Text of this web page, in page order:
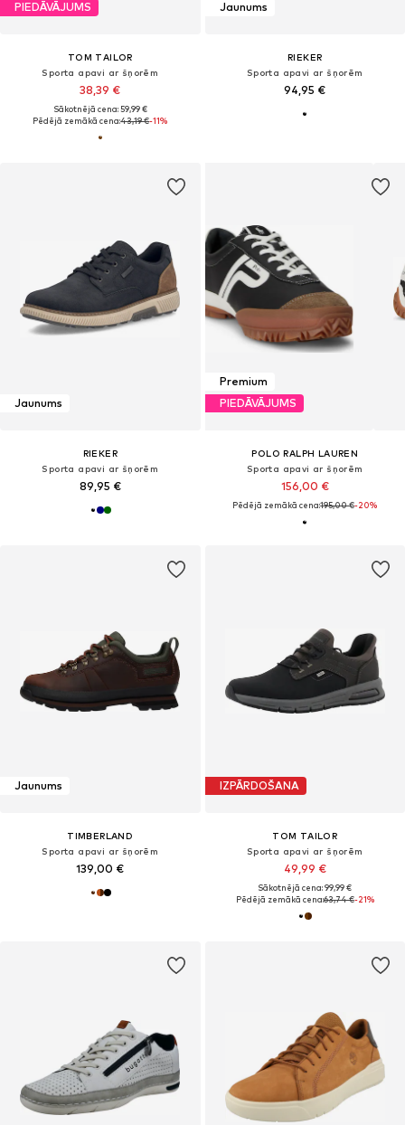
PIEDĀVĀJUMS
TOM TAILOR
Sporta apavi ar šņorēm
38,39 €
Sākotnējā cena: 59,99 €
Pēdējā zemākā cena:43,19 €-11%
Jaunums
RIEKER
Sporta apavi ar šņorēm
94,95 €
Jaunums
RIEKER
Sporta apavi ar šņorēm
89,95 €
Premium
PIEDĀVĀJUMS
POLO RALPH LAUREN
Sporta apavi ar šņorēm
156,00 €
Pēdējā zemākā cena:195,00 €-20%
Jaunums
TIMBERLAND
Sporta apavi ar šņorēm
139,00 €
IZPĀRDOŠANA
TOM TAILOR
Sporta apavi ar šņorēm
49,99 €
Sākotnējā cena: 99,99 €
Pēdējā zemākā cena:63,74 €-21%